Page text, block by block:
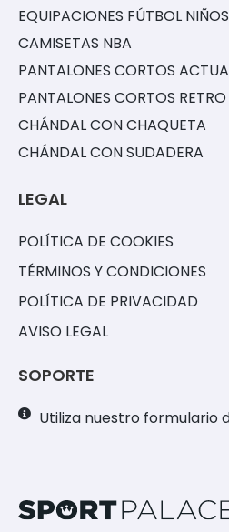
EQUIPACIONES FÚTBOL NIÑOS
CAMISETAS NBA
PANTALONES CORTOS
PANTALONES CORTOS RETRO
CHÁNDAL CON CHAQUETA
CHÁNDAL CON SUDADERA
LEGAL
POLÍTICA DE COOKIES
TÉRMINOS Y CONDICIONES
POLÍTICA DE PRIVACIDAD
AVISO LEGAL
SOPORTE
Utiliza nuestro formulario